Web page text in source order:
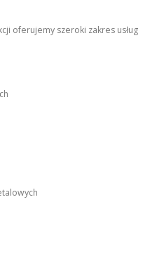
oferujemy szeroki zakres usług